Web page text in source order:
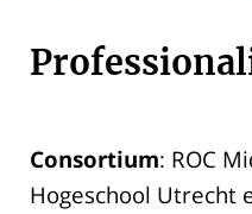
Consortium: ROC
Hogeschool Utrecht